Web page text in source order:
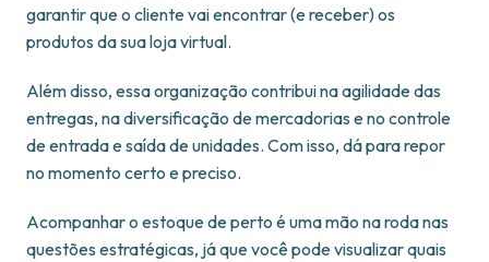
garantir que o cliente vai encontrar (e receber) os
produtos da sua loja virtual.
Além disso, essa organização contribui na agilidade das
entregas, na diversificação de mercadorias e no controle
de entrada e saída de unidades. Com isso, dá para repor
no momento certo e preciso.
Acompanhar o estoque de perto é uma mão na roda nas
questões estratégicas, já que você pode visualizar quais